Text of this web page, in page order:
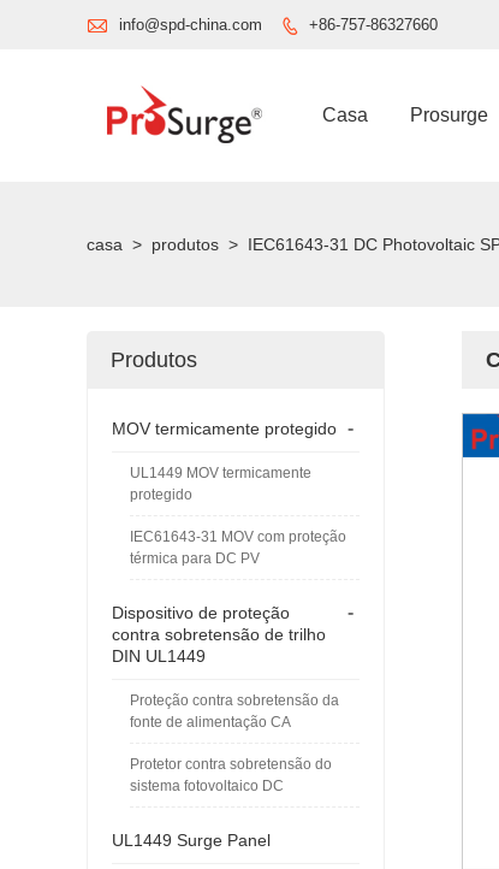
 info@spd-china.com  +86-757-86327660
Casa Prosurge
casa > produtos > IEC61643-31 DC Photovoltaic
Produtos
-
MOV termicamente protegido
UL1449 MOV termicamente
protegido
IEC61643-31 MOV com proteção
térmica para DC PV
-
Dispositivo de proteção
contra sobretensão de trilho
DIN UL1449
Proteção contra sobretensão da
fonte de alimentação CA
Protetor contra sobretensão do
sistema fotovoltaico DC
UL1449 Surge Panel